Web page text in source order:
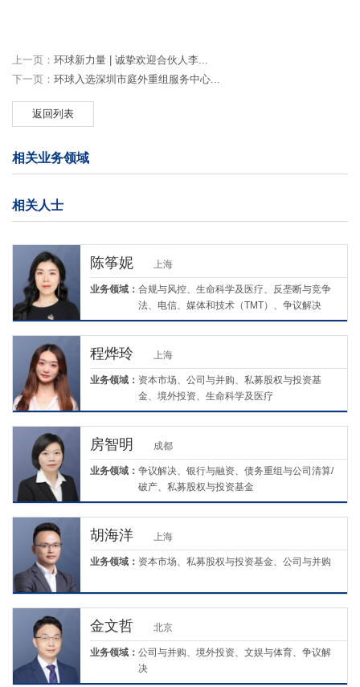
上一页： 环球新力量 | 诚挚欢迎合伙人李...
下一页： 环球入选深圳市庭外重组服务中心...
返回列表
相关业务领域
相关人士
陈筝妮 上海
业务领域： 合规与风控、生命科学及医疗、反垄断与竞争
法、电信、媒体和技术（TMT）、争议解决
程烨玲 上海
业务领域： 资本市场、公司与并购、私募股权与投资基
金、境外投资、生命科学及医疗
房智明 成都
业务领域： 争议解决、银行与融资、债务重组与公司清算/
破产、私募股权与投资基金
胡海洋 上海
业务领域： 资本市场、私募股权与投资基金、公司与并购
金文哲 北京
业务领域： 公司与并购、境外投资、文娱与体育、争议解
决